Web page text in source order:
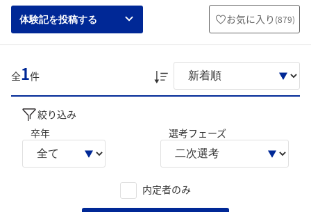
体験記を投稿する お気に入り (879)
全1件
絞り込み
卒年
選考フェーズ
内定者のみ